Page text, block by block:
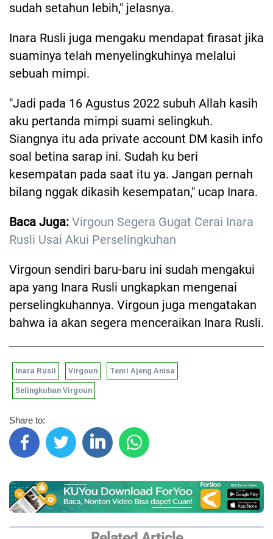
sudah setahun lebih," jelasnya.
Inara Rusli juga mengaku mendapat firasat jika
suaminya telah menyelingkuhinya melalui
sebuah mimpi.
"Jadi pada 16 Agustus 2022 subuh Allah kasih
aku pertanda mimpi suami selingkuh.
Siangnya itu ada private account DM kasih info
soal betina sarap ini. Sudah ku beri
kesempatan pada saat itu ya. Jangan pernah
bilang nggak dikasih kesempatan," ucap Inara.
Baca Juga: Virgoun Segera Gugat Cerai Inara
Rusli Usai Akui Perselingkuhan
Virgoun sendiri baru-baru ini sudah mengakui
apa yang Inara Rusli ungkapkan mengenai
perselingkuhannya. Virgoun juga mengatakan
bahwa ia akan segera menceraikan Inara Rusli.
Inara Rusli Virgoun Tenri Ajeng Anisa
Selingkuhan Virgoun
Share to: